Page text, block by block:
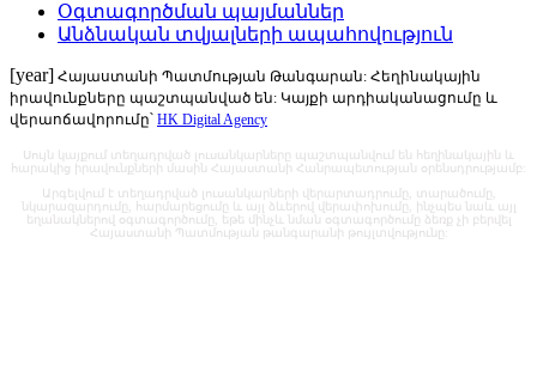
Օգտագործման պայմաններ
Անձնական տվյալների ապահովություն
[year] Հայաստանի Պատմության Թանգարան: Հեղինակային
իրավունքները պաշտպանված են: Կայքի արդիականացումը և
վերաոճավորումը՝ HK Digital Agency
Սույն կայքում տեղադրված լուսանկարները պաշտպանվում են հեղինակային և
հարակից իրավունքների մասին Հայաստանի Հանրապետության օրենսդրությամբ:
Արգելվում է տեղադրված լուսանկարների վերարտադրումը, տարածումը,
նկարազարդումը, հարմարեցումը և այլ ձևերով վերափոխումը, ինչպես նաև այլ
եղանակներով օգտագործումը, եթե մինչև նման օգտագործումը ձեռք չի բերվել
Հայաստանի Պատմության թանգարանի թույլտվությունը: